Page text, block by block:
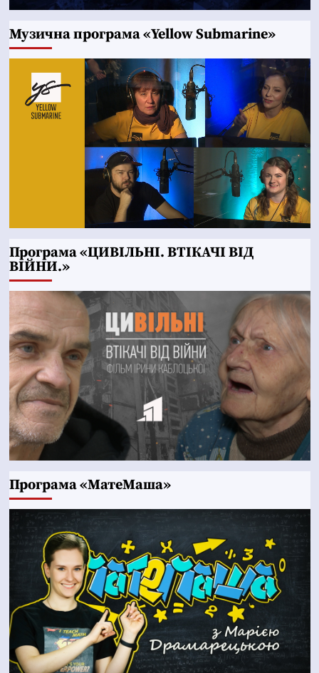
Музична програма «Yellow Submarine»
Програма «ЦИВІЛЬНІ. ВТІКАЧІ ВІД
ВІЙНИ.»
Програма «МатеМаша»